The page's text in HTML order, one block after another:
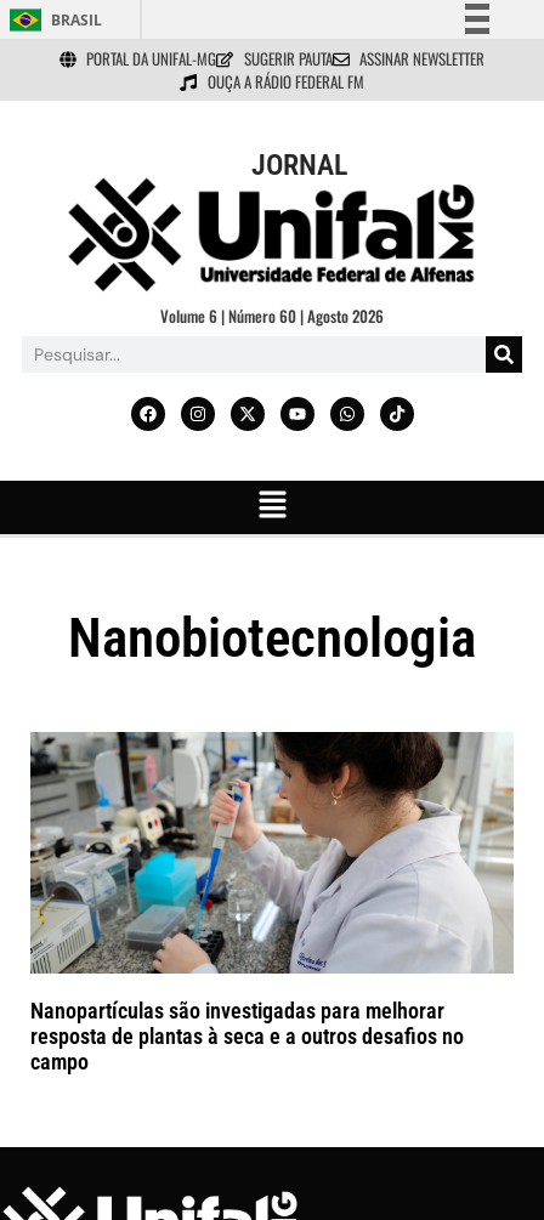
BRASIL
Simplifique!
Comunica BR
Acesso à informação
Legislação
Canais
PORTAL DA UNIFAL-MG SUGERIR PAUTA
ASSINAR NEWSLETTER
OUÇA A RÁDIO FEDERAL FM
JORNAL
Volume 6 | Número 60 | Agosto 2026
Nanobiotecnologia
Nanopartículas são investigadas para melhorar
resposta de plantas à seca e a outros desafios no
campo